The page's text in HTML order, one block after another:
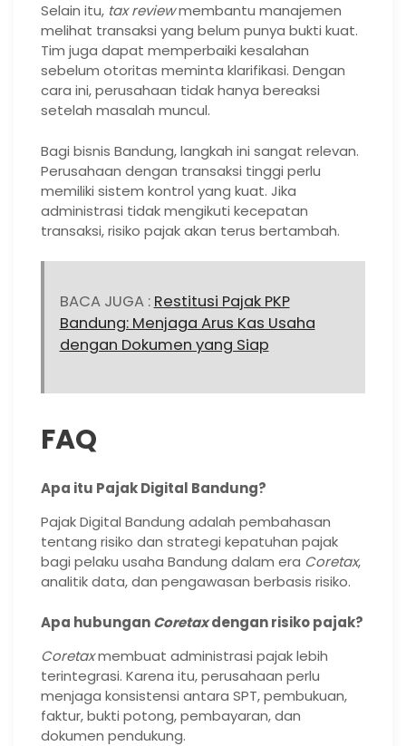
Selain itu, tax reviewmembantu manajemen
melihat transaksi yang belum punya bukti kuat.
Tim juga dapat memperbaiki kesalahan
sebelum otoritas meminta klarifikasi. Dengan
cara ini, perusahaan tidak hanya bereaksi
setelah masalah muncul.
Bagi bisnis Bandung, langkah ini sangat relevan.
Perusahaan dengan transaksi tinggi perlu
memiliki sistem kontrol yang kuat. Jika
administrasi tidak mengikuti kecepatan
transaksi, risiko pajak akan terus bertambah.
BACA JUGA : Restitusi Pajak PKP
Bandung: Menjaga Arus Kas Usaha
dengan Dokumen yang Siap
FAQ
Apa itu Pajak Digital Bandung?
Pajak Digital Bandung adalah pembahasan
tentang risiko dan strategi kepatuhan pajak
bagi pelaku usaha Bandung dalam era Coretax,
analitik data, dan pengawasan berbasis risiko.
Apa hubunganCoretaxdengan risiko pajak?
Coretaxmembuat administrasi pajak lebih
terintegrasi. Karena itu, perusahaan perlu
menjaga konsistensi antara SPT, pembukuan,
faktur, bukti potong, pembayaran, dan
dokumen pendukung.